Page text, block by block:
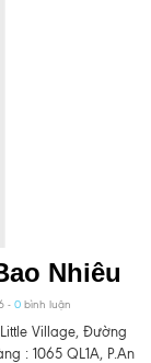
Nhiêu
- 0 bình luận
Little Village, Đường
: 1065 QL1A, P.An